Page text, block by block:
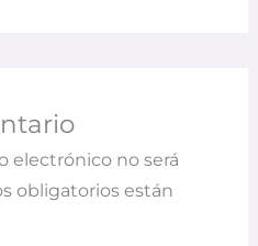
electrónico no será
obligatorios están